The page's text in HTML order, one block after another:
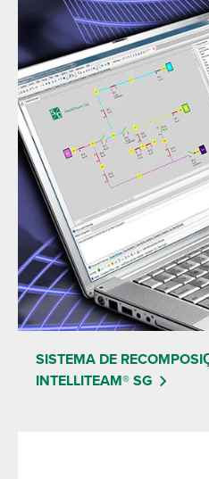
SISTEMA DE
INTELLITEAM® SG